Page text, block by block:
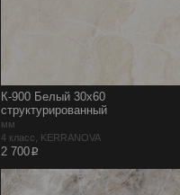
К-900 Белый 30х60
структурированный
мм
4 класс, KERRANOVA
2 700p